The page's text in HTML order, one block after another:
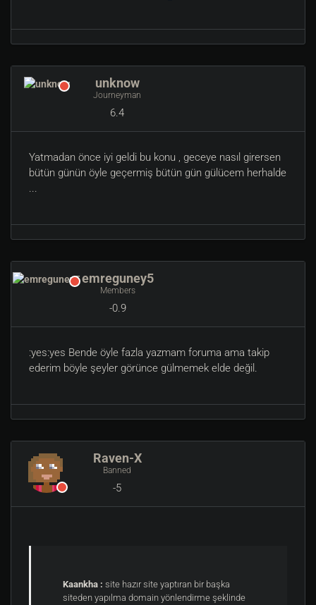
unknow
Journeyman
6.4
Yatmadan önce iyi geldi bu konu , geceye nasıl girersen
bütün günün öyle geçermiş bütün gün gülücem herhalde
...
emreguney5
Members
-0.9
:yes:yes Bende öyle fazla yazmam foruma ama takip
ederim böyle şeyler görünce gülmemek elde değil.
Raven-X
Banned
-5
Kaankha : site hazır site yaptıran bir başka
siteden yapılma domain yönlendirme şeklinde